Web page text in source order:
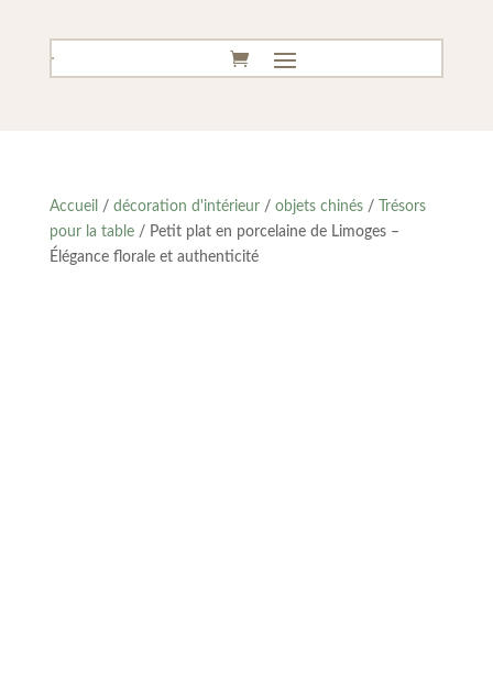
Accueil / décoration d'intérieur/ objets chinés/
Trésors
pour la table/ Petit plat en porcelaine de Limoges –
Élégance florale et authenticité